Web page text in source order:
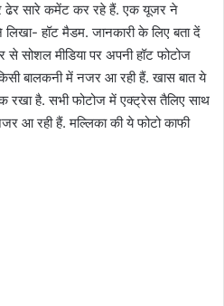
ढेर सारे कमेंट कर रहे हैं. एक यूजर ने
हॉट मैडम. जानकारी के लिए बता दें
से सोशल मीडिया पर अपनी हॉट फोटोज
बालकनी में नजर आ रही हैं. खास बात ये
है. सभी फोटोज में एक्ट्रेस तैलिए साथ
आ रही हैं. मल्लिका की ये फोटो काफी